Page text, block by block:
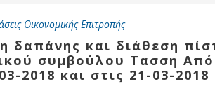
Οικονομικής Επιτροπής
δαπάνης και διάθεση
συμβούλου Τασση
2018 και στις 21-03-2018